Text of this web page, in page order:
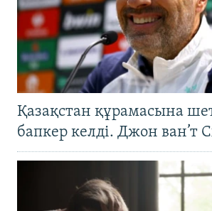
Қазақстан құрамасына
бапкер келді. Джон ван’т